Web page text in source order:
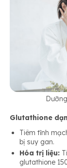
Glutathione
Tiêm tĩnh
bị suy gan.
Hóa trị liệu:
glutathione